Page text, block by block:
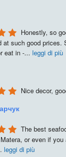
Honestly, so
at such good prices.
eat in -... leggi di più
Nice decor,
The best
or even if
leggi di più